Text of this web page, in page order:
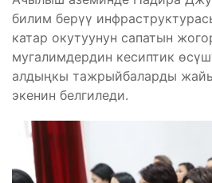
билим берүү
катар окутуунун сапатын
мугалимдердин кесиптик
алдыңкы тажрыйбаларды
экенин белгиледи.